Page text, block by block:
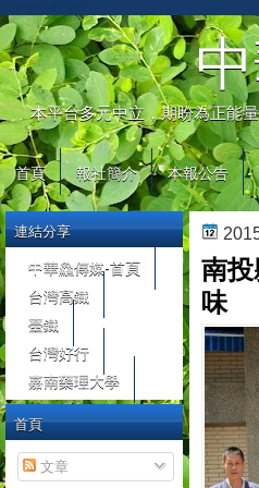
本平台多元中立，期盼為正能
首頁 報社簡介 本報公告
南
味
連結分享
中華鱻傳媒-首頁
台灣高鐵
臺鐵
台灣好行
嘉南藥理大學
首頁
文章